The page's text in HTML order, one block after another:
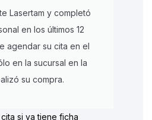
Lasertam y completó
en los últimos 12
agendar su cita en el
en la sucursal en la
su compra.
si ya tiene ficha